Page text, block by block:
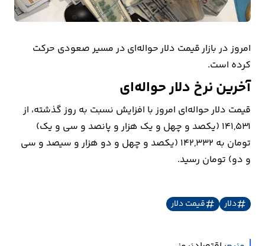
بازار
تجارت
کشاورزی
راه
و
مسکن
امروز در بازار قیمت دلار حواله‌ای در مسیر صعودی حرکت
کرده است.
آخرین نرخ دلار حواله‌ای
قیمت دلار حواله‌ای امروز با افزایش نسبت به روز گذشته، از
141,531 (یکصد و چهل و یک هزار و پانصد و سی و یک)
تومان به 142,332 (یکصد و چهل و دو هزار و سیصد و سی
و دو) تومان رسید.
دلار قیمت دلار